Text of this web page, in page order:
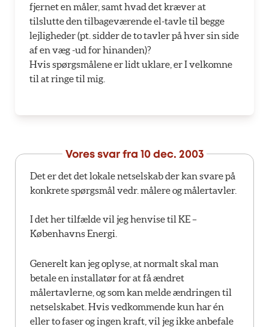
fjernet en måler, samt hvad det kræver at
tilslutte den tilbageværende el-tavle til begge
lejligheder (pt. sidder de to tavler på hver sin side
af en væg -ud for hinanden)?
Hvis spørgsmålene er lidt uklare, er I velkomne
til at ringe til mig.
Vores svar fra 10 dec. 2003
Det er det det lokale netselskab der kan svare på
konkrete spørgsmål vedr. målere og målertavler.
I det her tilfælde vil jeg henvise til KE –
Københavns Energi.
Generelt kan jeg oplyse, at normalt skal man
betale en installatør for at få ændret
målertavlerne, og som kan melde ændringen til
netselskabet. Hvis vedkommende kun har én
eller to faser og ingen kraft, vil jeg ikke anbefale